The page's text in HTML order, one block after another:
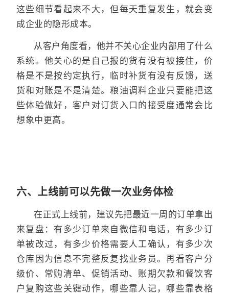
这些细节看起来不大，但每天重复发生，就会变
成企业的隐形成本。
从客户角度看，他并不关心企业内部用了什么
系统。他关心的是自己报的货有没有被接住，价
格是不是按约定执行，临时补货有没有反馈，送
货和对账是不是清楚。粮油调料企业只要能把这
些体验做好，客户对订货入口的接受度通常会比
想象中更高。
六、上线前可以先做一次业务体检
在正式上线前，建议先把最近一周的订单拿出
来复盘：有多少订单来自微信和电话，有多少订
单被改过，有多少价格需要人工确认，有多少次
仓库因为信息不完整反复找业务员。再看客户分
级价、常购清单、促销活动、账期欠款和餐饮客
户复购这些关键动作，哪些靠人记，哪些靠表格